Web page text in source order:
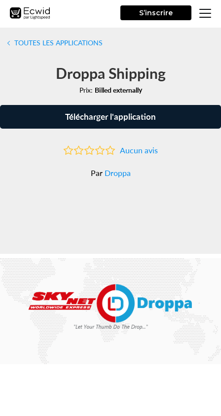
S’inscrire
TOUTES LES APPLICATIONS
Droppa Shipping
Prix: Billed externally
Télécharger l'application
Aucun avis
Par Droppa